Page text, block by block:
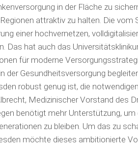
in der Fläche zu
attraktiv zu halten. Die
einer hochvernetzen,
Das hat auch das
für moderne
der Gesundheitsversorgung
robust genug ist, die
Medizinischer Vor­stand des
benötigt mehr Unterstützung,
zu bleiben. Um das zu
möchte dieses ambitionierte